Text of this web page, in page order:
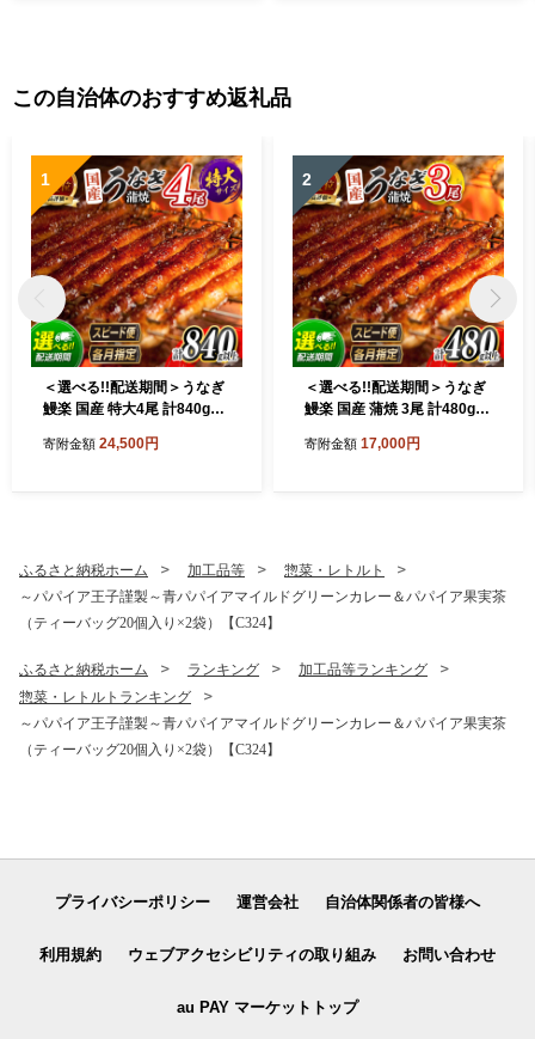
この自治体のおすすめ返礼品
1
＜選べる!!配送期間＞うなぎ
鰻楽 国産 特大4尾 計840g以
土用 丑の日 蒲焼 無頭 高評価
寄附金額 24,500円
2
＜選べる!!配送期間＞うなぎ
鰻楽 国産 蒲焼 3尾 計480g以
高評価 おすすめ 冷凍 簡単調
寄附金額 17,000円
ふるさと納税ホーム 加工品等
惣菜・レトルト
～パパイア王子謹製～青パパイアマイルドグリーンカレー＆パパイア果実茶
（ティーバッグ20個入り×2袋）【C324】
ふるさと納税ホーム ランキング
加工品等ランキング
惣菜・レトルトランキング
～パパイア王子謹製～青パパイアマイルドグリーンカレー＆パパイア果実茶
（ティーバッグ20個入り×2袋）【C324】
プライバシーポリシー 運営会社 自治体関係者の皆様へ
利用規約 ウェブアクセシビリティの取り組み お問い合わせ
au PAY マーケットトップ